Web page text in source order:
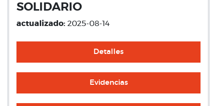
SOLIDARIO
actualizado: 2025-08-14
Detalles
Evidencias